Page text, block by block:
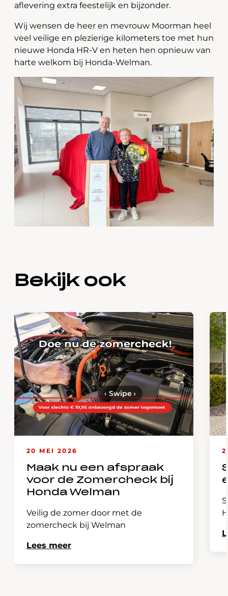
aflevering extra feestelijk en bijzonder.
Wij wensen de heer en mevrouw Moorman heel
veel veilige en plezierige kilometers toe met hun
nieuwe Honda HR-V en heten hen opnieuw van
harte welkom bij Honda-Welman.
Bekijk ook
20 MEI 2026
Maak nu een afspraak
voor de Zomercheck bij
Honda Welman
Veilig de zomer door met de
zomercheck bij Welman
Lees meer
‹ Swipe›